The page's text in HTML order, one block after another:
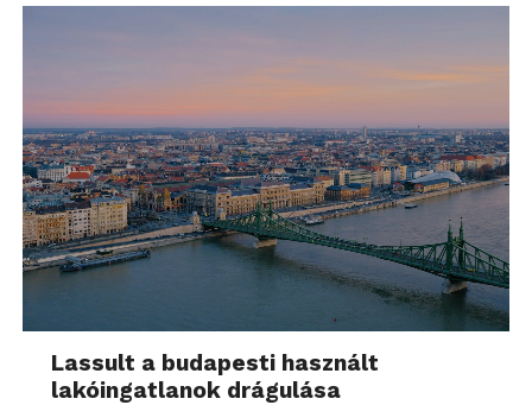
Lassult a budapesti használt
lakóingatlanok drágulása